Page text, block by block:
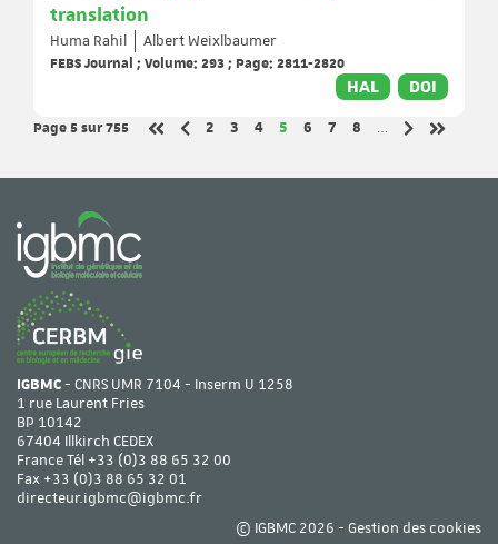
translation
Huma Rahil
Albert Weixlbaumer
FEBS Journal ; Volume: 293 ; Page: 2811-2820
HAL DOI
Page 5sur 755
Page
2 Page
3 Page
4 Page
5 Page
6 Page
7 Page
8
…
IGBMC- CNRS UMR 7104 - Inserm U 1258
1 rue Laurent Fries
BP 10142
67404 Illkirch CEDEX
France Tél +33 (0)3 88 65 32 00
Fax +33 (0)3 88 65 32 01
directeur.igbmc@igbmc.fr
© IGBMC 2026 - Gestion des cookies